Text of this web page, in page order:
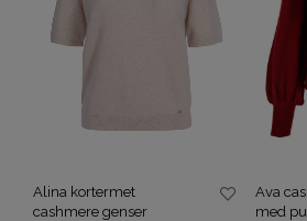
Alina kortermet
cashmere genser
Ava
med